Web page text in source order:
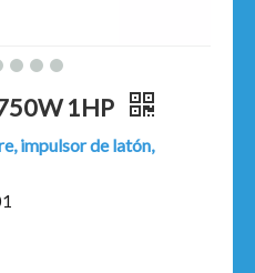
1HP
impulsor de latón,